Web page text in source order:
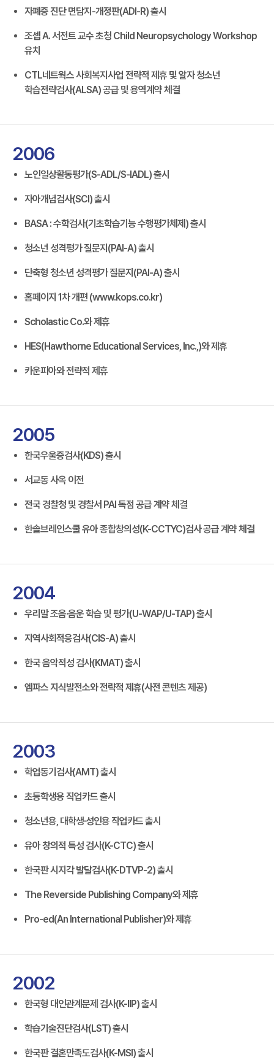
자폐증 진단 면담지-개정판(ADI-R) 출시
조셉 A. 서전트 교수 초청 Child Neuropsychology Workshop
유치
CTL네트웍스 사회복지사업 전략적 제휴 및 알자 청소년
학습전략검사(ALSA) 공급 및 용역계약 체결
2006
노인일상활동평가(S-ADL/S-IADL) 출시
자아개념검사(SCI) 출시
BASA : 수학검사(기초학습기능 수행평가체제) 출시
청소년 성격평가 질문지(PAI-A) 출시
단축형 청소년 성격평가 질문지(PAI-A) 출시
홈페이지 1차 개편 (www.kops.co.kr)
Scholastic Co.와 제휴
HES(Hawthorne Educational Services, Inc.,)와 제휴
카운피아와 전략적 제휴
2005
한국우울증검사(KDS) 출시
서교동 사옥 이전
전국 경찰청 및 경찰서 PAI 독점 공급 계약 체결
한솔브레인스쿨 유아 종합창의성(K-CCTYC)검사 공급 계약 체결
2004
우리말 조음·음운 학습 및 평가(U-WAP/U-TAP) 출시
지역사회적응검사(CIS-A) 출시
한국 음악적성 검사(KMAT) 출시
엠파스 지식발전소와 전략적 제휴(사전 콘텐츠 제공)
2003
학업동기검사(AMT) 출시
초등학생용 직업카드 출시
청소년용, 대학생·성인용 직업카드 출시
유아 창의적 특성 검사(K-CTC) 출시
한국판 시지각 발달검사(K-DTVP-2) 출시
The Reverside Publishing Company와 제휴
Pro-ed(An International Publisher)와 제휴
2002
한국형 대인관계문제 검사(K-IIP) 출시
학습기술진단검사(LST) 출시
한국판 결혼만족도검사(K-MSI) 출시